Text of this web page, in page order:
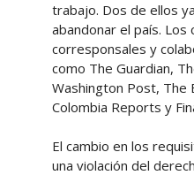
trabajo. Dos de ellos
abandonar el país. Los
corresponsales y
como The Guardian,
Washington Post, The
Colombia Reports y
El cambio en los
una violación del